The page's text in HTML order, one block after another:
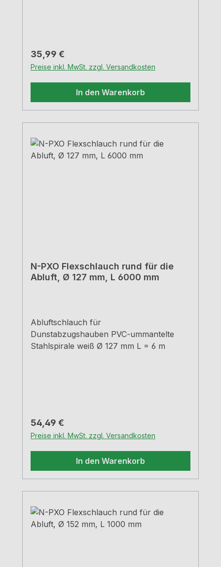
Regulärer Preis:
35,99 €
Preise inkl. MwSt. zzgl. Versandkosten
In den Warenkorb
N-PXO Flexschlauch rund für die
Abluft, Ø 127 mm, L 6000 mm
Abluftschlauch für
Dunstabzugshauben PVC-ummantelte
Stahlspirale weiß Ø 127 mm L = 6 m
Regulärer Preis:
54,49 €
Preise inkl. MwSt. zzgl. Versandkosten
In den Warenkorb